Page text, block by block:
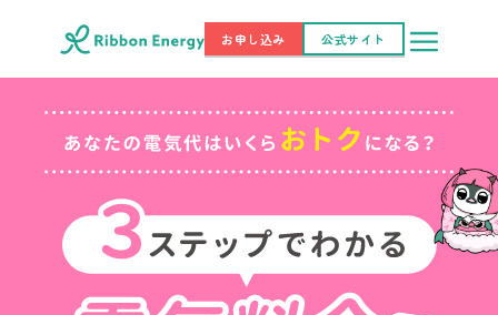
お申し込み 公式サイト